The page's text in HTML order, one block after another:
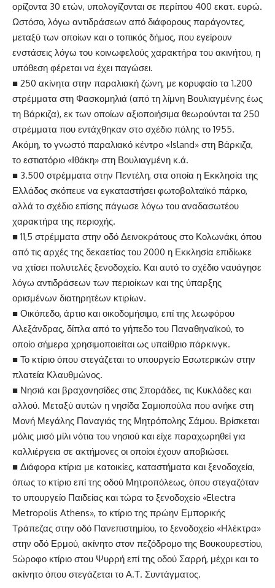
ορίζοντα 30 ετών, υπολογίζονται σε περίπου 400 εκατ. ευρώ.
Ωστόσο, λόγω αντιδράσεων από διάφορους παράγοντες,
μεταξύ των οποίων και ο τοπικός δήμος, που εγείρουν
ενστάσεις λόγω του κοινωφελούς χαρακτήρα του ακινήτου, η
υπόθεση φέρεται να έχει παγώσει.
■ 250 ακίνητα στην παραλιακή ζώνη, με κορυφαίο τα 1.200
στρέμματα στη Φασκομηλιά (από τη λίμνη Βουλιαγμένης έως
τη Βάρκιζα), εκ των οποίων αξιοποιήσιμα θεωρούνται τα 250
στρέμματα που εντάχθηκαν στο σχέδιο πόλης το 1955.
Ακόμη, το γνωστό παραλιακό κέντρο «Island» στη Βάρκιζα,
το εστιατόριο «Ιθάκη» στη Βουλιαγμένη κ.ά.
■ 3.500 στρέμματα στην Πεντέλη, στα οποία η Εκκλησία της
Ελλάδος σκόπευε να εγκαταστήσει φωτοβολταϊκό πάρκο,
αλλά το σχέδιο επίσης πάγωσε λόγω του αναδασωτέου
χαρακτήρα της περιοχής.
■ 11,5 στρέμματα στην οδό Δεινοκράτους στο Κολωνάκι, όπου
από τις αρχές της δεκαετίας του 2000 η Εκκλησία επιδίωκε
να χτίσει πολυτελές ξενοδοχείο. Και αυτό το σχέδιο ναυάγησε
λόγω αντιδράσεων των περιοίκων και της ύπαρξης
ορισμένων διατηρητέων κτιρίων.
■ Οικόπεδο, άρτιο και οικοδομήσιμο, επί της λεωφόρου
Αλεξάνδρας, δίπλα από το γήπεδο του Παναθηναϊκού, το
οποίο σήμερα χρησιμοποιείται ως υπαίθριο πάρκινγκ.
■ Το κτίριο όπου στεγάζεται το υπουργείο Εσωτερικών στην
πλατεία Κλαυθμώνος.
■ Νησιά και βραχονησίδες στις Σποράδες, τις Κυκλάδες και
αλλού. Μεταξύ αυτών η νησίδα Σαμιοπούλα που ανήκε στη
Μονή Μεγάλης Παναγιάς της Μητρόπολης Σάμου. Βρίσκεται
μόλις μισό μίλι νότια του νησιού και είχε παραχωρηθεί για
καλλιέργεια σε ακτήμονες οι οποίοι έχουν αποβιώσει.
■ Διάφορα κτίρια με κατοικίες, καταστήματα και ξενοδοχεία,
όπως το κτίριο επί της οδού Μητροπόλεως, όπου στεγαζόταν
το υπουργείο Παιδείας και τώρα το ξενοδοχείο «Electra
Metropolis Athens», το κτίριο της πρώην Εμπορικής
Τράπεζας στην οδό Πανεπιστημίου, το ξενοδοχείο «Ηλέκτρα»
στην οδό Ερμού, ακίνητο στον πεζόδρομο της Βουκουρεστίου,
5ώροφο κτίριο στου Ψυρρή επί της οδού Σαρρή, μέχρι και το
ακίνητο όπου στεγάζεται το Α.Τ. Συντάγματος.